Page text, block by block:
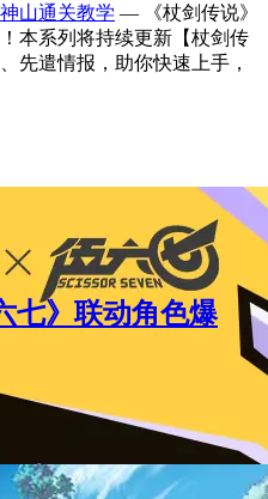
山通关教学 — 《杖剑传说》
本系列将持续更新【杖剑传
先遣情报，助你快速上手，
七》联动角色爆